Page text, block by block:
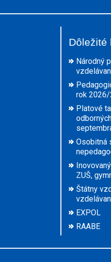
Dôležité
Národný
rok
Platové
Osobitná
ZUŠ,
Štátny
EXPOL
RAABE